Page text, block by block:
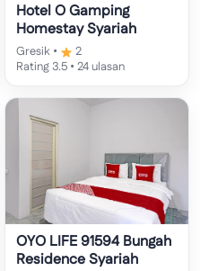
Hotel O Gamping
Homestay Syariah
Gresik •
2
Rating 3.5 • 24 ulasan
OYO LIFE 91594 Bungah
Residence Syariah